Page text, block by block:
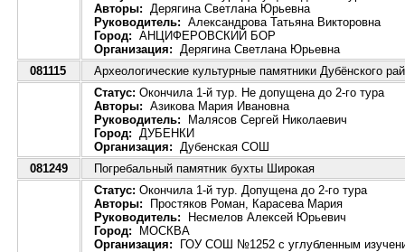
Авторы: Дерягина Светлана Юрьевна
Руководитель: Александрова Татьяна Викторовна
Город: АНЦИФЕРОВСКИЙ БОР
Организация: Дерягина Светлана Юрьевна
081115
Археологические культурные памятники Дубёнского
Статус: Окончила 1-й тур. Не допущена до 2-го тура
Авторы: Азикова Мария Ивановна
Руководитель: Малясов Сергей Николаевич
Город: ДУБЕНКИ
Организация: Дубенская СОШ
081249
Погребальный памятник бухты Широкая
Статус: Окончила 1-й тур. Допущена до 2-го тура
Авторы: Простяков Роман, Карасева Мария
Руководитель: Несмелов Алексей Юрьевич
Город: МОСКВА
Организация: ГОУ СОШ №1252 с углубленным